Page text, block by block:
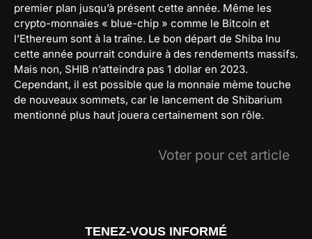
premier plan jusqu’à présent cette année. Même les
crypto-monnaies « blue-chip » comme le Bitcoin et
l’Ethereum sont à la traîne. Le bon départ de Shiba Inu
cette année pourrait conduire à des rendements massifs.
Mais non, SHIB n’atteindra pas 1 dollar en 2023.
Cependant, il est possible que la monnaie mème touche
de nouveaux sommets, car le lancement de Shibarium
mentionné plus haut jouera certainement son rôle.
Voter pour cet article
TENEZ-VOUS INFORMÉ